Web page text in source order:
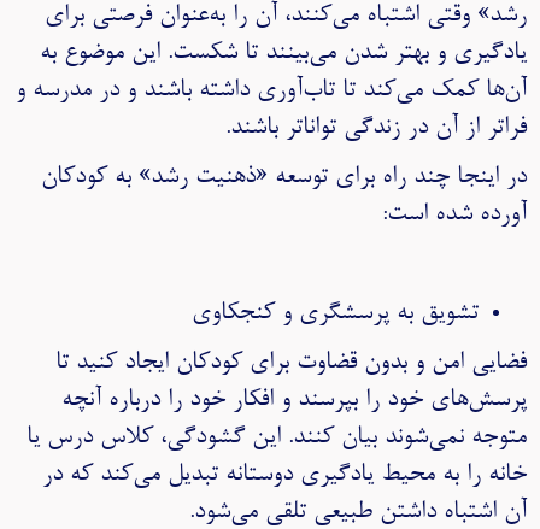
رشد» وقتی اشتباه می‌کنند، آن را به‌عنوان فرصتی برای
یادگیری و بهتر شدن می‌بینند تا شکست. این موضوع به
آن‌ها کمک می‌کند تا تاب‌آوری داشته باشند و در مدرسه و
فراتر از آن در زندگی تواناتر باشند.
در اینجا چند راه برای توسعه «ذهنیت رشد» به کودکان
آورده شده است:
تشویق به پرسشگری و کنجکاوی
فضایی امن و بدون قضاوت برای کودکان ایجاد کنید تا
پرسش‌های خود را بپرسند و افکار خود را درباره آنچه
متوجه نمی‌شوند بیان کنند. این گشودگی، کلاس درس یا
خانه را به محیط یادگیری دوستانه تبدیل می‌کند که در
آن اشتباه داشتن طبیعی تلقی می‌شود.